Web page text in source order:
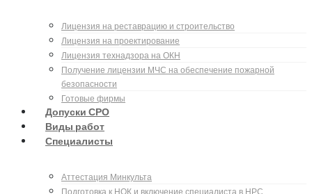
Лицензия на реставрацию и строительство
Лицензия на проектирование
Лицензия технадзора на ОКН
Получение лицензии МЧС на обеспечение пожарной
безопасности
Готовые фирмы
Допуски СРО
Виды работ
Специалисты
Аттестация Минкульта
Подготовка к НОК и включение специалиста в НРС